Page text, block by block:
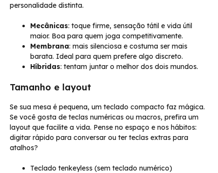
personalidade distinta.
Mecânicas: toque firme, sensação tátil e vida útil
maior. Boa para quem joga competitivamente.
Membrana: mais silenciosa e costuma ser mais
barata. Ideal para quem prefere algo discreto.
Híbridas: tentam juntar o melhor dos dois mundos.
Tamanho e layout
Se sua mesa é pequena, um teclado compacto faz mágica.
Se você gosta de teclas numéricas ou macros, prefira um
layout que facilite a vida. Pense no espaço e nos hábitos:
digitar rápido para conversar ou ter teclas extras para
atalhos?
Teclado tenkeyless (sem teclado numérico)